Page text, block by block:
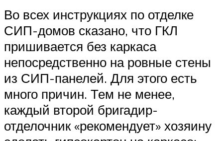
Во всех инструкциях по отделке
СИП-домов сказано, что ГКЛ
пришивается без каркаса
непосредственно на ровные стены
из СИП-панелей. Для этого есть
много причин. Тем не менее,
каждый второй бригадир-
отделочник «рекомендует» хозяину